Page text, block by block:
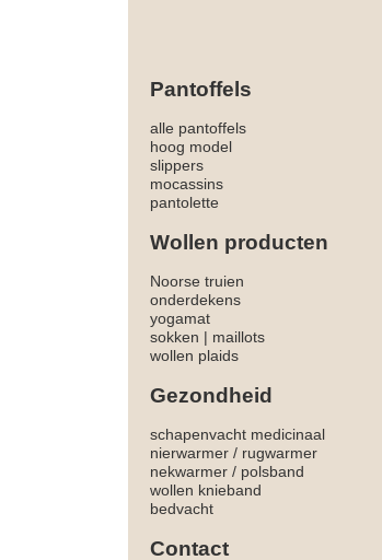
Pantoffels
alle pantoffels
hoog model
slippers
mocassins
pantolette
Wollen producten
Noorse truien
onderdekens
yogamat
sokken | maillots
wollen plaids
Gezondheid
schapenvacht medicinaal
nierwarmer / rugwarmer
nekwarmer / polsband
wollen knieband
bedvacht
Contact